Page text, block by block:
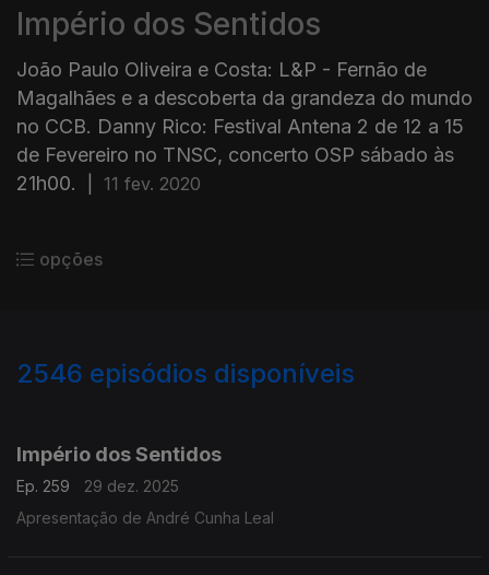
Império dos Sentidos
João Paulo Oliveira e Costa: L&P - Fernão de
Magalhães e a descoberta da grandeza do mundo
no CCB. Danny Rico: Festival Antena 2 de 12 a 15
de Fevereiro no TNSC, concerto OSP sábado às
21h00.
11 fev. 2020
opções
2546 episódios disponíveis
Império dos Sentidos
Ep. 259
29 dez. 2025
Apresentação de André Cunha Leal